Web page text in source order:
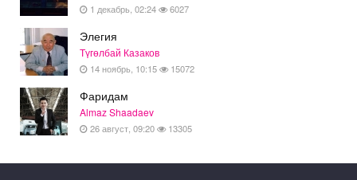
1 декабрь, 02:24 6027
Элегия
Түгөлбай Казаков
14 ноябрь, 10:15 15072
Фаридам
Almaz Shaadaev
26 август, 09:20 13305